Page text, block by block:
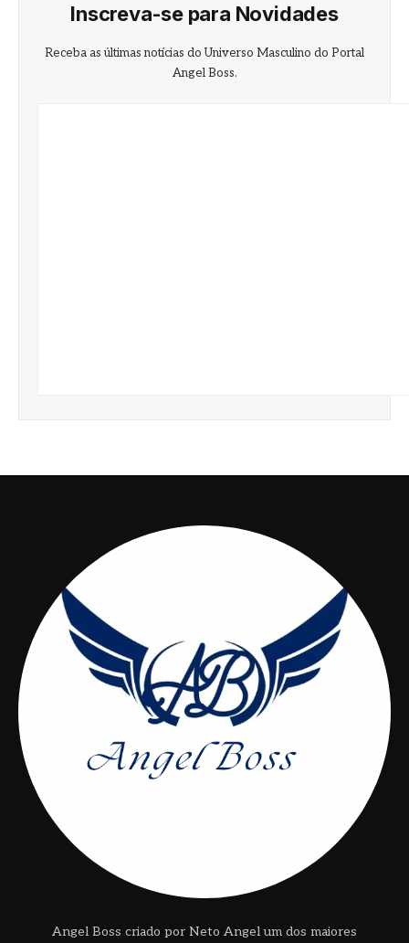
Inscreva-se para Novidades
Receba as últimas notícias do Universo Masculino do Portal
Angel Boss.
Angel Boss criado por Neto Angel um dos maiores